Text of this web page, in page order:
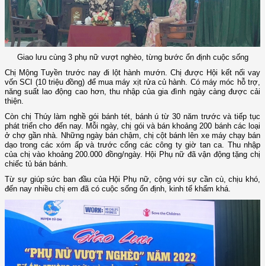
Giao lưu cùng 3 phụ nữ vượt nghèo, từng bước ổn định cuộc sống
Chị Mộng Tuyền trước nay đi lột hành mướn. Chị được Hội kết nối vay
vốn SCI (10 triệu đồng) để mua máy xịt rửa củ hành. Có máy móc hỗ trợ,
năng suất lao động cao hơn, thu nhập của gia đình ngày càng được cải
thiện.
Còn chị Thúy làm nghề gói bánh tét, bánh ú từ 30 năm trước và tiếp tục
phát triển cho đến nay. Mỗi ngày, chị gói và bán khoảng 200 bánh các loại
ở chợ gần nhà. Những ngày bán chậm, chị cột bánh lên xe máy chạy bán
dạo trong các xóm ấp và trước cổng các công ty giờ tan ca. Thu nhập
của chị vào khoảng 200.000 đồng/ngày. Hội Phụ nữ đã vận động tặng chị
chiếc tủ bán bánh.
Từ sự giúp sức ban đầu của Hội Phụ nữ, cộng với sự cần cù, chịu khó,
đến nay nhiều chị em đã có cuộc sống ổn định, kinh tế khấm khá.